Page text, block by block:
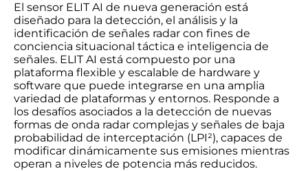
El sensor ELIT AI de nueva generación está
diseñado para la detección, el análisis y la
identificación de señales radar con fines de
conciencia situacional táctica e inteligencia de
señales. ELIT AI está compuesto por una
plataforma flexible y escalable de hardware y
software que puede integrarse en una amplia
variedad de plataformas y entornos. Responde a
los desafíos asociados a la detección de nuevas
formas de onda radar complejas y señales de baja
probabilidad de interceptación (LPI²), capaces de
modificar dinámicamente sus emisiones mientras
operan a niveles de potencia más reducidos.